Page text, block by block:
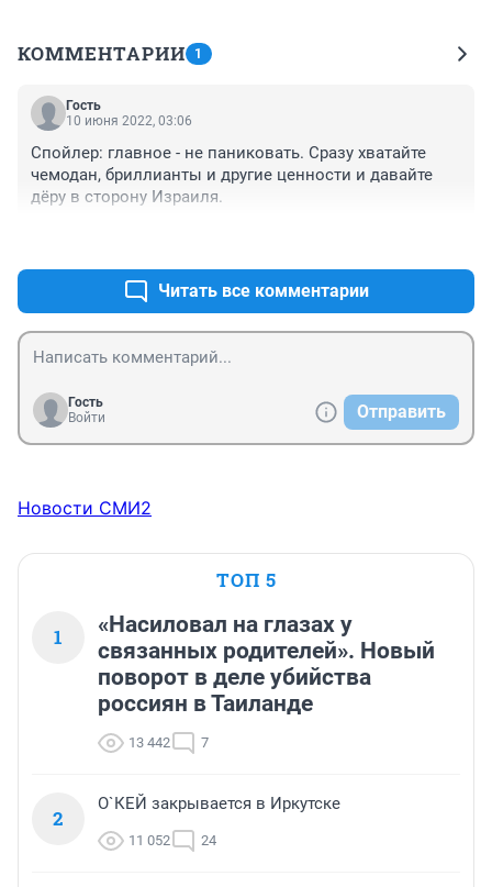
КОММЕНТАРИИ 1
Гость
10 июня 2022, 03:06
Спойлер: главное - не паниковать. Сразу хватайте
чемодан, бриллианты и другие ценности и давайте
дёру в сторону Израиля.
Читать все комментарии
Гость
Войти
Отправить
Новости СМИ2
ТОП 5
1
«Насиловал на глазах у
связанных родителей». Новый
поворот в деле убийства
россиян в Таиланде
13 442 7
2
О`КЕЙ закрывается в Иркутске
11 052 24